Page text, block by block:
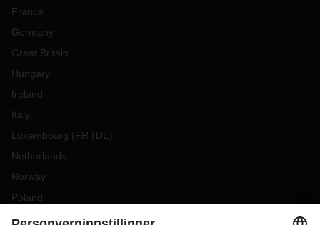
France
Germany
Great Britain
Hungary
Ireland
Italy
Luxembourg (FR DE)
Netherlands
Norway
Poland
Portugal